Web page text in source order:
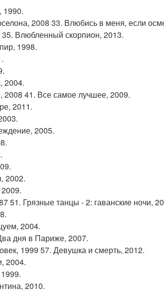
1990.
2008 33. Влюбись в меня, если
Влюбленный скорпион, 2013.
1998.
2004.
2008 41. Все самое лучшее, 2009.
2011.
2005.
2002.
51. Грязные танцы - 2: гаванские ночи,
2004.
дня в Париже, 2007.
1999 57. Девушка и смерть, 2012.
2004.
2010.